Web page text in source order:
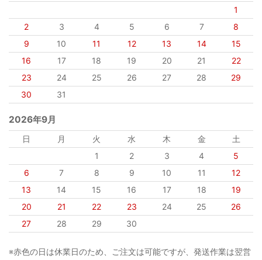
1
2
3 4 5 6 7
8
9
10 11 12 13 14
15
16
17 18 19 20 21
22
23
24 25 26 27 28
29
30
31
2026年9月
日 月 火 水 木 金
土
1
2 3 4
5
6
7 8 9 10 11
12
13
14 15 16 17 18
19
20
21 22 23 24 25
26
27
28 29 30
※赤色の日は休業日のため、ご注文は可能ですが、発送作業は翌営